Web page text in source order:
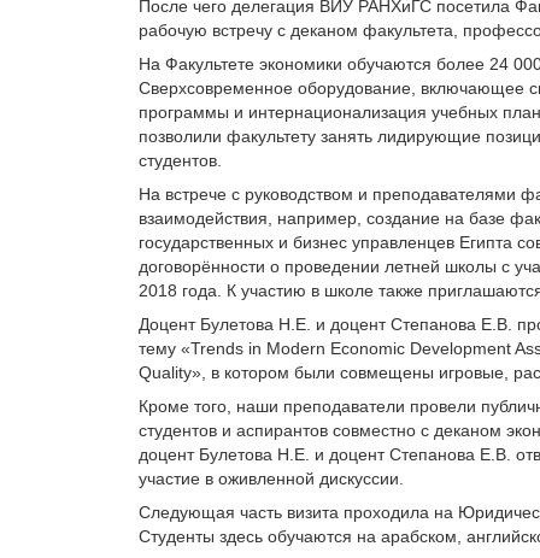
После чего делегация ВИУ РАНХиГС посетила
рабочую встречу с деканом факультета,
На Факультете экономики обучаются более 24
Сверхсовременное оборудование, включающее
программы и интернационализация учебных
позволили факультету занять лидирующие
студентов.
На встрече с руководством и преподавателями
взаимодействия, например, создание на базе
государственных и бизнес управленцев Египта
договорённости о проведении летней школы с
2018 года. К участию в школе также
Доцент Булетова Н.Е. и доцент Степанова Е.В.
тему «Trends in Modern Economic Development
Quality», в котором были совмещены игровые,
Кроме того, наши преподаватели провели
студентов и аспирантов совместно с деканом
доцент Булетова Н.Е. и доцент Степанова Е.В.
участие в оживленной дискуссии.
Следующая часть визита проходила на
Студенты здесь обучаются на арабском,